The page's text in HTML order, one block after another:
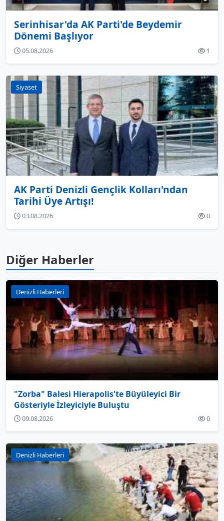
Serinhisar'da AK Parti'de Beydemir
Dönemi Başlıyor
05.08.2026 1
Siyaset
AK Parti Denizli Gençlik Kolları'ndan
Tarihi Üye Artışı!
03.08.2026 0
Diğer Haberler
Denizli Haberleri
"Zorba" Balesi Hierapolis'te Büyüleyici Bir
Gösteriyle İzleyiciyle Buluştu
09.08.2026 0
Denizli Haberleri